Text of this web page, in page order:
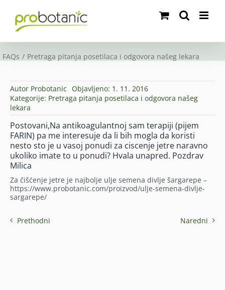
content
FAQs Pretraga pitanja posetilaca i odgovora našeg lekara
Autor Probotanic Objavljeno: 1. 11. 2016
Kategorije: Pretraga pitanja posetilaca i odgovora našeg
lekara
Postovani,Na antikoagulantnoj sam terapiji (pijem
FARIN) pa me interesuje da li bih mogla da koristi
nesto sto je u vasoj ponudi za ciscenje jetre naravno
ukoliko imate to u ponudi? Hvala unapred. Pozdrav
Milica
Za čišćenje jetre je najbolje ulje semena divlje šargarepe –
https://www.probotanic.com/proizvod/ulje-semena-divlje-
sargarepe/
Prethodni Naredni